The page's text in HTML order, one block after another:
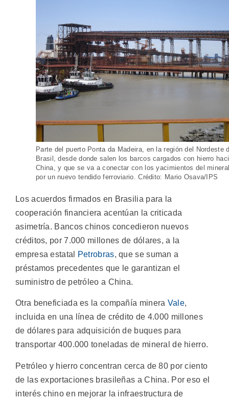
Parte del puerto Ponta da Madeira, en la región del Nordeste
Brasil, desde donde salen los barcos cargados con hierro
China, y que se va a conectar con los yacimientos del
por un nuevo tendido ferroviario. Crédito: Mario Osava/IPS
Los acuerdos firmados en Brasilia para la
cooperación financiera acentúan la criticada
asimetría. Bancos chinos concedieron nuevos
créditos, por 7.000 millones de dólares, a la
empresa estatal
Petrobras, que se suman a
préstamos precedentes que le garantizan el
suministro de petróleo a China.
Otra beneficiada es la compañía minera Vale,
incluida en una línea de crédito de 4.000 millones
de dólares para adquisición de buques para
transportar 400.000 toneladas de mineral de hierro.
Petróleo y hierro concentran cerca de 80 por ciento
de las exportaciones brasileñas a China. Por eso el
interés chino en mejorar la infraestructura de